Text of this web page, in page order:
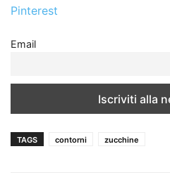
Pinterest
Email
TAGS contorni zucchine